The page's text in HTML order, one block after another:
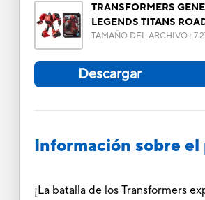
TRANSFORMERS
LEGENDS TITANS
TAMAÑO DEL ARCHIVO:
Descargar
Información sobre
¡La batalla de los Transformers